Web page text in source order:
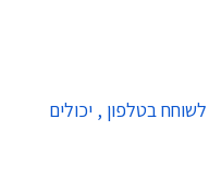
בטלפון , יכולים